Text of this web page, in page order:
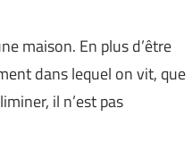
maison. En plus d’être
dans lequel on vit, que
il n’est pas